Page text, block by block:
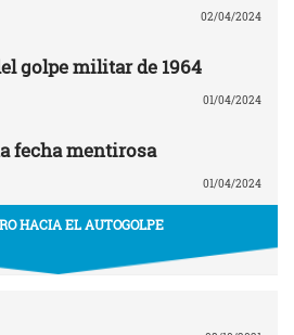
02/04/2024
golpe militar de 1964
01/04/2024
fecha mentirosa
01/04/2024
HACIA EL AUTOGOLPE